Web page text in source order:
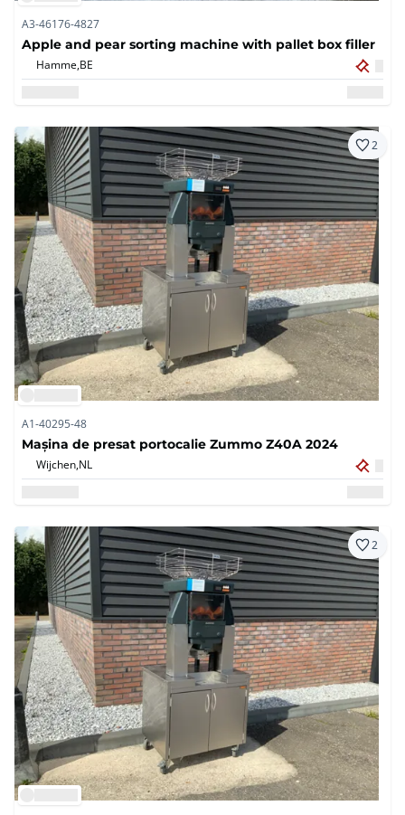
A3-46176-4827
Apple and pear sorting machine with pallet box filler
Hamme,BE
2
A1-40295-48
Mașina de presat portocalie Zummo Z40A 2024
Wijchen,NL
2